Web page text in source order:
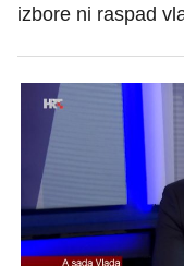
izbore ni raspad